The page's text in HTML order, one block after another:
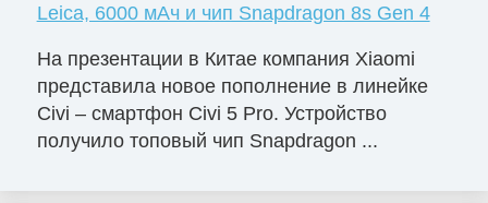
Leica, 6000 мАч и чип Snapdragon 8s Gen 4
На презентации в Китае компания Xiaomi
представила новое пополнение в линейке
Civi – смартфон Civi 5 Pro. Устройство
получило топовый чип Snapdragon ...